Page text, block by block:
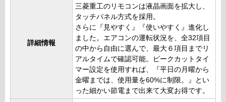
詳細情報
三菱重工のリモコンは液晶画面を拡大し、
タッチパネル方式を採用。
さらに『見やすく』『使いやすく』進化し
ました。エアコンの運転状況を、全32項目
の中から自由に選んで、最大６項目までリ
アルタイムで確認可能。ピークカットタイ
マー設定を使用すれば、『平日の月曜から
金曜までは、使用量を60%に制限。』とい
った細かい節電まで出来て大変お得です。